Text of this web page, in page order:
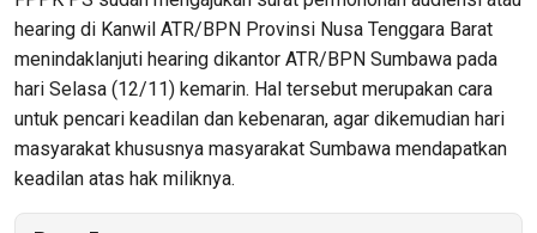
hearing di Kanwil ATR/BPN Provinsi Nusa Tenggara Barat
menindaklanjuti hearing dikantor ATR/BPN Sumbawa pada
hari Selasa (12/11) kemarin. Hal tersebut merupakan cara
untuk pencari keadilan dan kebenaran, agar dikemudian hari
masyarakat khususnya masyarakat Sumbawa mendapatkan
keadilan atas hak miliknya.